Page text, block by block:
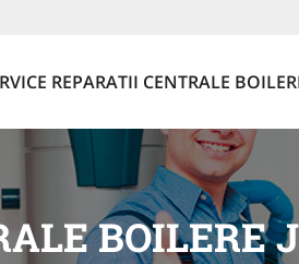
REPARATII CENTRALE
BOILERE